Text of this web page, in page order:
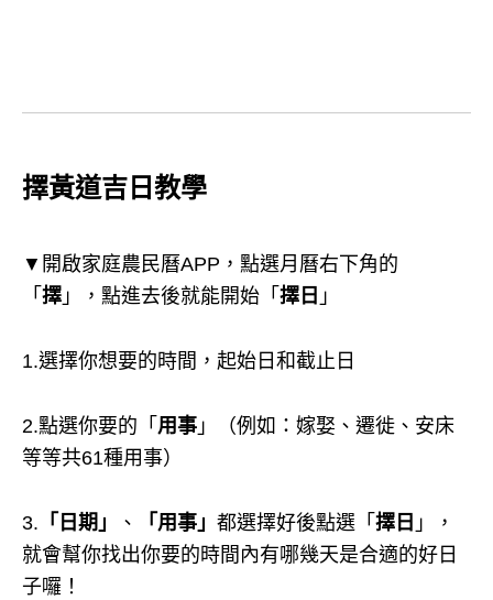
擇黃道吉日教學
▼開啟家庭農民曆APP，點選月曆右下角的
「 擇 」，點進去後就能開始「 擇日 」
1.選擇你想要的時間，起始日和截止日
2.點選你要的「 用事 」（例如：嫁娶、遷徙、安床
等等共61種用事）
3. 「日期」 、 「用事」 都選擇好後點選「 擇日 」，
就會幫你找出你要的時間內有哪幾天是合適的好日
子囉！